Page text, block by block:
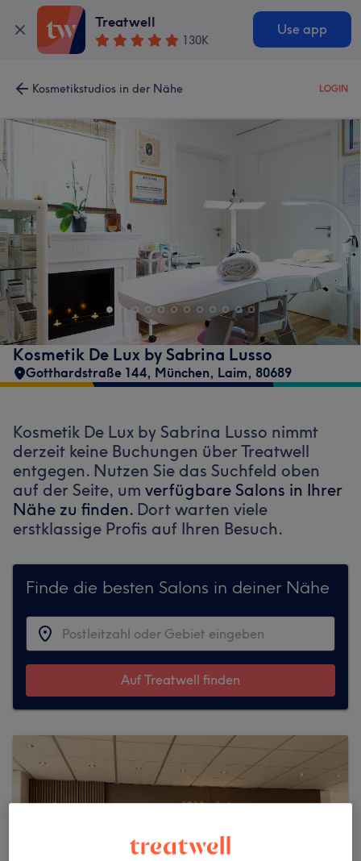
Treatwell
130K
Use app
Kosmetikstudios in der Nähe LOGIN
Kosmetik De Lux by Sabrina Lusso
Gotthardstraße 144, München, Laim, 80689
Kosmetik De Lux by Sabrina Lusso nimmt
derzeit keine Buchungen über Treatwell
entgegen. Nutzen Sie das Suchfeld oben
auf der Seite, um verfügbare Salons in Ihrer
Nähe zu finden. Dort warten viele
erstklassige Profis auf Ihren Besuch.
Finde die besten Salons in deiner Nähe
Auf Treatwell finden